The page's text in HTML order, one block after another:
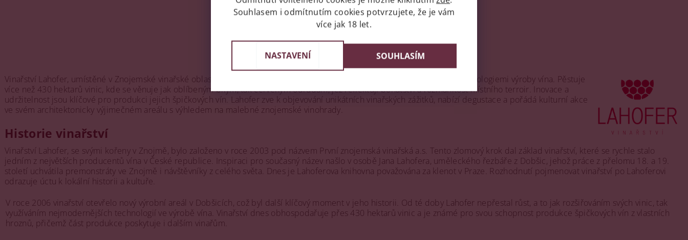
Vinařství Lahofer, umístěné v Znojemské vinařské oblasti na Moravě, propojuje historické vinařské tradice s pokročilými technologiemi výroby vína. Pěstuje
více než 430 hektarů vinic, kde se věnuje jak oblíbeným bílým, tak červeným odrůdám, jež reflektují bohatství a rozmanitost místního terroir. Inovace a
udržitelnost jsou klíčové pro produkci jejich špičkových vín. Lahofer zve k objevování unikátních vinařských zážitků, nabízí degustace a pořádá kulturní akce
ve svém architektonicky výjimečném areálu s výhledem na malebné znojemské vinohrady.
Historie vinařství
Vinařství Lahofer, se svými kořeny v Znojmě, bylo založeno v roce 2003 pod názvem První znojemská vinařská a.s. Tento zlomový krok dal základ vinařství, které se rychle stalo
jedním z největších producentů vína v České republice. Inspiraci pro současný název našlo v osobě Jana Lahofera, uměleckého řezbáře z Dobšic, jehož práce z přelomu 18. a 19.
století uchvátila premonstráty ve Znojmě i návštěvníky z celého světa. Dnes je Lahoferova knihovna považována za klenot v Praze. Rozhodnutí pojmenovat vinařství po Lahoferovi
odrazuje úctu k lokální historii a kultuře.
V roce 2006 vinařství otevřelo nový výrobní areál v Dobšicích, což byl další klíčový moment v jeho historii. Od té doby Lahofer nepřestal růst, a to jak rozšiřováním svých vinic, tak
využíváním nejmodernějších technologií ve výrobě vína. Vinařství dnes obhospodařuje přes 430 hektarů vinic a je známé pro svou schopnost produkce špičkových vín z vlastních
hroznů, přičemž část produkce poskytuje i dalším vinařům.
Souhlasem i odmítnutím cookies potvrzujete, že je vám
více jak 18 let.
NASTAVENÍ SOUHLASÍM